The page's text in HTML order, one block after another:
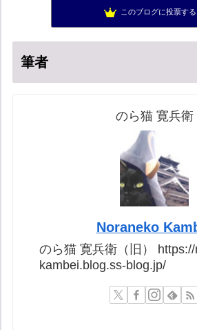
真のジャーナリズムがここにある
このブログに投票する
筆者
のら猫 寛兵衛
Noraneko
のら猫 寛兵衛（旧）
kambei.blog.ss-blog.jp/